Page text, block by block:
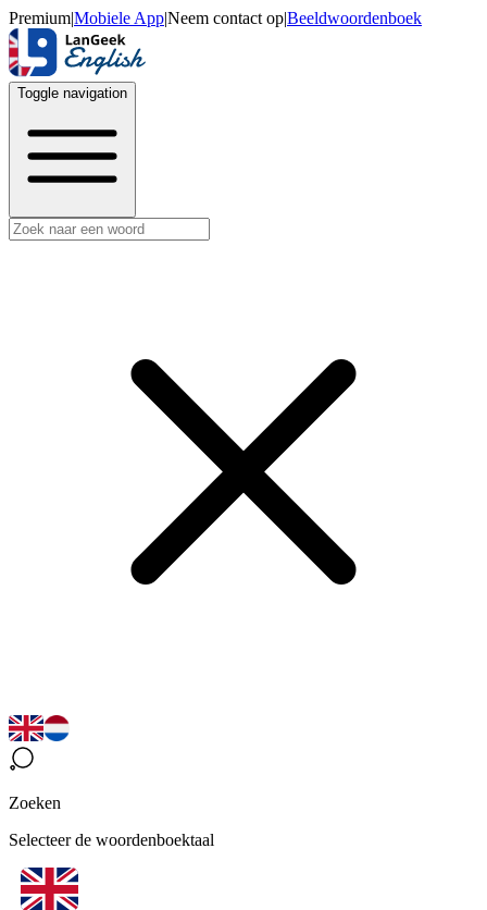
Premium|Mobiele App|Neem contact op|Beeldwoordenboek
Toggle navigation
Zoeken
Selecteer de woordenboektaal